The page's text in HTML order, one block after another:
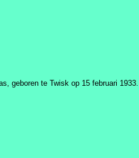
geboren te Twisk op 15 februari